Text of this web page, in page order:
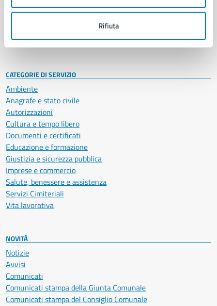
Rifiuta
Politici
Intranet, posta aziendale e protocollo
CATEGORIE DI SERVIZIO
Ambiente
Anagrafe e stato civile
Autorizzazioni
Cultura e tempo libero
Documenti e certificati
Educazione e formazione
Giustizia e sicurezza pubblica
Imprese e commercio
Salute, benessere e assistenza
Servizi Cimiteriali
Vita lavorativa
NOVITÀ
Notizie
Avvisi
Comunicati
Comunicati stampa della Giunta Comunale
Comunicati stampa del Consiglio Comunale